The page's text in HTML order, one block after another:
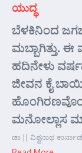
ಯುದ್ಧ
ಬೆಳಕಿನಿಂದ
ಮಬ್ಬಾಗಿತ್ತು.
ಹದಿನೇಳು
ಜೀವನ ಕೈ
ಮನೋಲ್ಲಾಸ
ಡಾ || ವಿಶ್ವನಾಥ ಕಾರ್ನಾಡ